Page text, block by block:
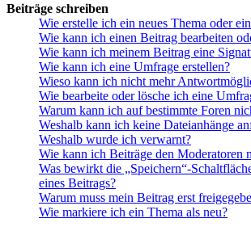
Beiträge schreiben
Wie erstelle ich ein neues Thema oder
Wie kann ich einen Beitrag bearbeiten
Wie kann ich meinem Beitrag eine
Wie kann ich eine Umfrage erstellen?
Wieso kann ich nicht mehr
Wie bearbeite oder lösche ich eine
Warum kann ich auf bestimmte Foren
Weshalb kann ich keine Dateianhänge
Weshalb wurde ich verwarnt?
Wie kann ich Beiträge den Moderatoren
Was bewirkt die „Speichern“-
eines Beitrags?
Warum muss mein Beitrag erst
Wie markiere ich ein Thema als neu?